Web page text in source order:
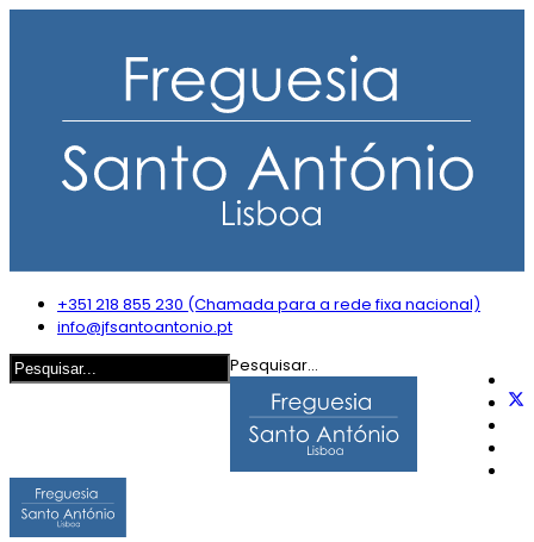
+351 218 855 230 (Chamada para a rede fixa nacional)
info@jfsantoantonio.pt
Pesquisar...